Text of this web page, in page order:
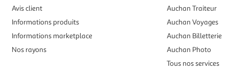
Avis client
Informations produits
Informations marketplace
Nos rayons
Auchan Traiteur
Auchan Voyages
Auchan Billetterie
Auchan Photo
Tous nos services